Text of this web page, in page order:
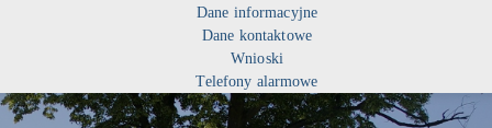
Dane informacyjne
Dane kontaktowe
Wnioski
Telefony alarmowe